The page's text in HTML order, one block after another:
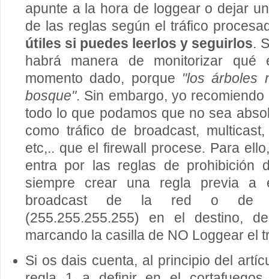
apunte a la hora de loggear o dejar
de las reglas según el tráfico
útiles si puedes leerlos y seguirlos.
habrá manera de monitorizar
momento dado, porque "los árboles
bosque". Sin embargo, yo
todo lo que podamos que no sea
como tráfico de broadcast, multicast,
etc,.. que el firewall procese. Para
entra por las reglas de prohibición
siempre crear una regla previa
broadcast de la red o de
(255.255.255.255) en el destino,
marcando la casilla de NO Loggear el
Si os dais cuenta, al principio del